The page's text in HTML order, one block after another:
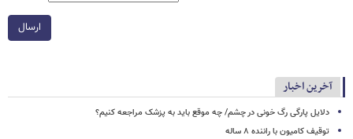
ارسال
آخرین اخبار
دلایل پارگی رگ خونی در چشم/ چه موقع باید به پزشک مراجعه کنیم؟
توقیف کامیون با راننده ۸ ساله